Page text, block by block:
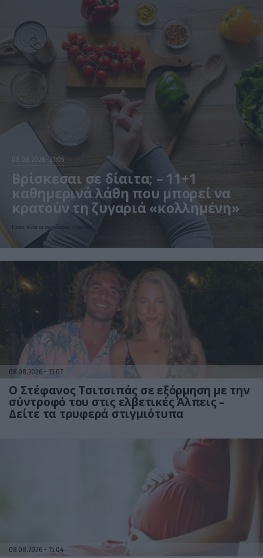
08.08.2026 21:05
Βρίσκεσαι σε δίαιτα; – 11+1
καθημερινά λάθη που μπορεί να
κρατούν τη ζυγαριά «κολλημένη»
Ποιες είναι οι συχνότερες «παγίδες»
08.08.2026 15:07
Ο Στέφανος Τσιτσιπάς σε εξόρμηση με την
σύντροφό του στις ελβετικές Άλπεις –
Δείτε τα τρυφερά στιγμιότυπα
08.08.2026 15:04